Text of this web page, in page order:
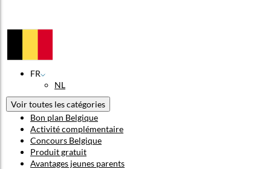
FR
NL
Voir toutes les catégories
Bon plan Belgique
Activité complémentaire
Concours Belgique
Produit gratuit
Avantages jeunes parents